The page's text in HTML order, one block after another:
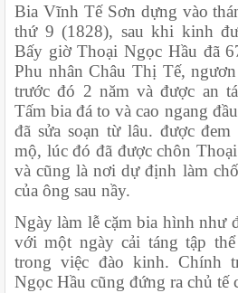
Bia Vĩnh Tế Sơn dựng vào
thứ 9 (1828), sau khi kinh
Bấy giờ Thoại Ngọc Hầu đã
Phu nhân Châu Thị Tế,
trước đó 2 năm và được an
Tấm bia đá to và cao ngang
đã sửa soạn từ lâu. được
mộ, lúc đó đã được chôn
và cũng là nơi dự định làm
của ông sau nầy.
Ngày làm lễ cặm bia hình như
với một ngày cải táng tập
trong việc đào kinh. Chính
Ngọc Hầu cũng đứng ra chủ tế